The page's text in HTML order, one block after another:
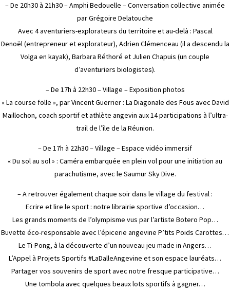
– De 20h30 à 21h30 – Amphi Bedouelle – Conversation collective animée
par Grégoire Delatouche
Avec 4 aventuriers-explorateurs du territoire et au-delà : Pascal
Denoël (entrepreneur et explorateur), Adrien Clémenceau (il a descendu la
Volga en kayak), Barbara Réthoré et Julien Chapuis (un couple
d’aventuriers biologistes).
– De 17h à 22h30 – Village – Exposition photos
« La course folle », par Vincent Guerrier : La Diagonale des Fous avec David
Maillochon, coach sportif et athlète angevin aux 14 participations à l’ultra-
trail de l’île de la Réunion.
– De 17h à 22h30 – Village – Espace vidéo immersif
« Du sol au sol » : Caméra embarquée en plein vol pour une initiation au
parachutisme, avec le Saumur Sky Dive.
– A retrouver également chaque soir dans le village du festival :
Ecrire et lire le sport : notre librairie sportive d’occasion…
Les grands moments de l’olympisme vus par l’artiste Botero Pop…
Buvette éco-responsable avec l’épicerie angevine P’tits Poids Carottes…
Le Ti-Pong, à la découverte d’un nouveau jeu made in Angers…
L’Appel à Projets Sportifs #LaDalleAngevine et son espace lauréats…
Partager vos souvenirs de sport avec notre fresque participative…
Une tombola avec quelques beaux lots sportifs à gagner…